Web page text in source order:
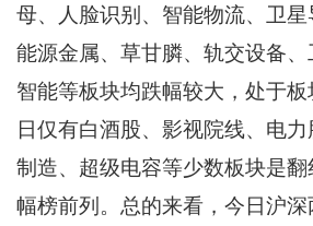
母、人脸识别、智能物流、卫星
能源金属、草甘膦、轨交设备
智能等板块均跌幅较大，处于
日仅有白酒股、影视院线、电
制造、超级电容等少数板块是
幅榜前列。总的来看，今日沪